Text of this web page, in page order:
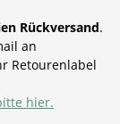
Rückversand.
an
Retourenlabel
hier.